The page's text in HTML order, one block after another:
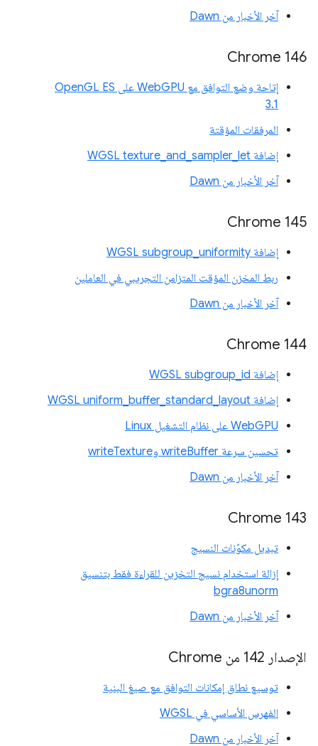
آخر الأخبار من Dawn
‫Chrome 146
إتاحة وضع التوافق مع WebGPU على OpenGL ES
3.1
المرفقات المؤقتة
إضافة WGSL texture_and_sampler_let
آخر الأخبار من Dawn
Chrome 145
إضافة WGSL subgroup_uniformity
ربط المخزن المؤقت المتزامن التجريبي في العاملين
آخر الأخبار من Dawn
‫Chrome 144
إضافة WGSL subgroup_id
إضافة WGSL uniform_buffer_standard_layout
WebGPU على نظام التشغيل Linux
تحسين سرعة writeBuffer وwriteTexture
آخر الأخبار من Dawn
Chrome 143
تبديل مكوّنات النسيج
إزالة استخدام نسيج التخزين للقراءة فقط بتنسيق
bgra8unorm
آخر الأخبار من Dawn
الإصدار 142 من Chrome
توسيع نطاق إمكانات التوافق مع صيغ البنية
الفهرس الأساسي في WGSL
آخر الأخبار من Dawn